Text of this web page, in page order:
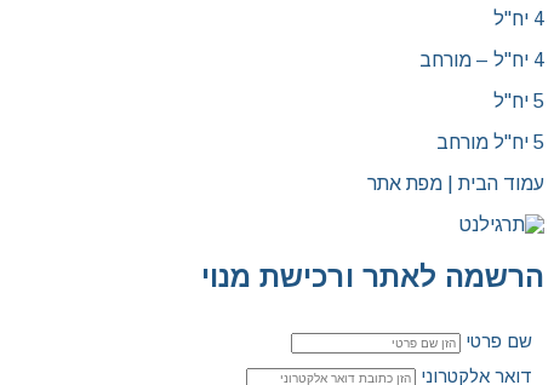
4 יח"ל
4 יח"ל – מורחב
5 יח"ל
5 יח"ל מורחב
עמוד הבית | מפת אתר
הרשמה לאתר ורכישת מנוי
שם פרטי
דואר אלקטרוני